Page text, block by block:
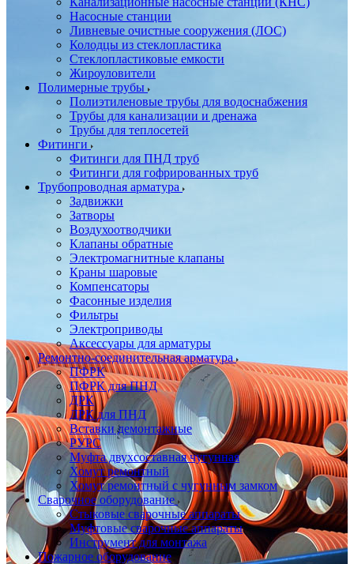
Насосные станции
Ливневые очистные сооружения (ЛОС)
Колодцы из стеклопластика
Стеклопластиковые емкости
Жироуловители
Полимерные трубы
Полиэтиленовые трубы для водоснабжения
Трубы для канализации и дренажа
Трубы для теплосетей
Фитинги
Фитинги для ПНД труб
Фитинги для гофрированных труб
Трубопроводная арматура
Задвижки
Затворы
Воздухоотводчики
Клапаны обратные
Электромагнитные клапаны
Краны шаровые
Компенсаторы
Фасонные изделия
Фильтры
Электроприводы
Аксессуары для арматуры
Ремонтно-соединительная арматура
ПФРК
ПФРК для ПНД
ДРК
ДРК для ПНД
Вставки демонтажные
РУРС
Муфта двухсоставная чугунная
Хомут ремонтный
Хомут ремонтный с чугунным замком
Сварочное оборудование
Стыковые сварочные аппараты
Муфтовые сварочные аппараты
Инструмент для монтажа
Пожарное оборудование